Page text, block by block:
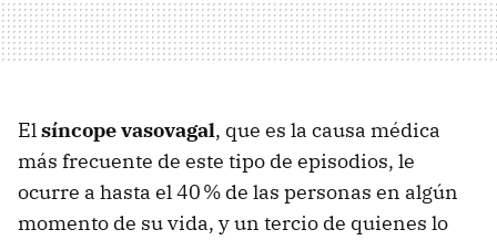
Elsíncope vasovagal, que es la causa médica
más frecuente de este tipo de episodios, le
ocurre a hasta el 40 % de las personas en algún
momento de su vida, y un tercio de quienes lo